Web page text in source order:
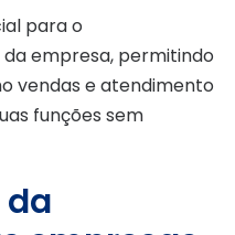
para o
empresa, permitindo
vendas e atendimento
funções sem